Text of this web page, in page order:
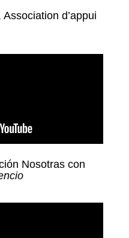
Association d’appui
Nosotras con